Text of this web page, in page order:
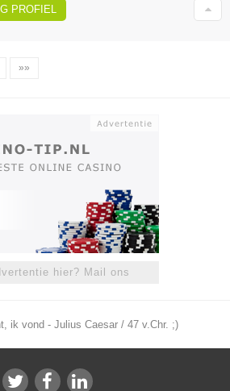
PROFIEL
»»
hier? Mail ons
ik vond - Julius Caesar / 47 v.Chr. ;)